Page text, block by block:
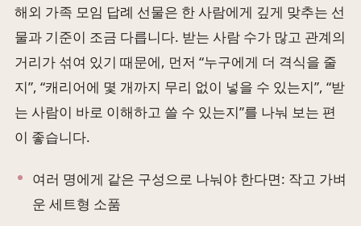
해외 가족 모임 답례 선물은 한 사람에게 깊게 맞추는 선
물과 기준이 조금 다릅니다. 받는 사람 수가 많고 관계의
거리가 섞여 있기 때문에, 먼저 “누구에게 더 격식을 줄
지”, “캐리어에 몇 개까지 무리 없이 넣을 수 있는지”, “받
는 사람이 바로 이해하고 쓸 수 있는지”를 나눠 보는 편
이 좋습니다.
여러 명에게 같은 구성으로 나눠야 한다면: 작고 가벼
운 세트형 소품